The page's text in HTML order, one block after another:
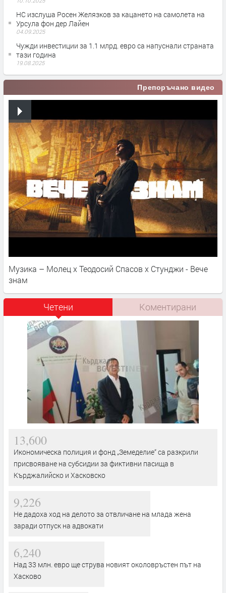
НС изслуша Росен Желязков за кацането на самолета на
Урсула фон дер Лайен
04.09.2025
Чужди инвестиции за 1.1 млрд. евро са напуснали страната
тази година
19.08.2025
Препоръчано видео
Музика – Молец x Теодосий Спасов х Стунджи - Вече
знам
Четени Коментирани
13,600
Икономическа полиция и фонд „Земеделие“ са разкрили
присвояване на субсидии за фиктивни пасища в
Кърджалийско и Хасковско
9,226
Не дадоха ход на делото за отвличане на млада жена
заради отпуск на адвокати
6,240
Над 33 млн. евро ще струва новият околовръстен път на
Хасково